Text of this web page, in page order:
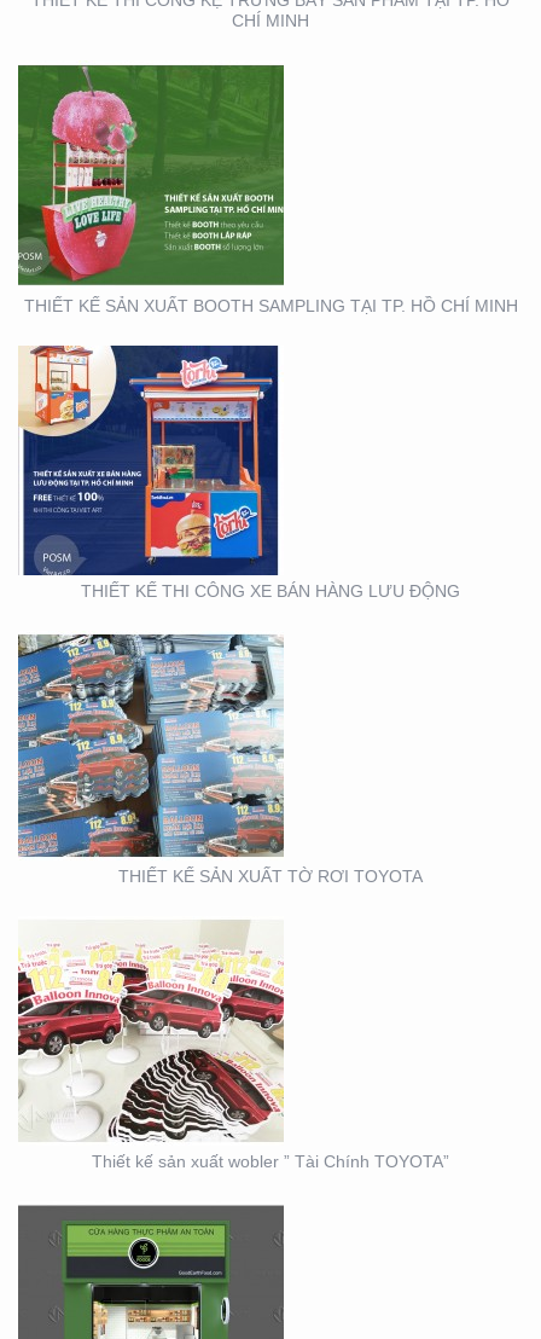
CHÍ MINH
THIẾT KẾ SẢN XUẤT BOOTH SAMPLING TẠI TP. HỒ CHÍ MINH
THIẾT KẾ THI CÔNG XE
BÁN HÀNG LƯU ĐỘNG
THIẾT KẾ THI CÔNG XE BÁN HÀNG LƯU ĐỘNG
THIẾT KẾ SẢN XUẤT TỜ
RƠI TOYOTA
THIẾT KẾ SẢN XUẤT TỜ RƠI TOYOTA
THIẾT KẾ SẢN XUẤT
WOBLER ” TÀI CHÍNH
TOYOTA”
Thiết kế sản xuất wobler ” Tài Chính TOYOTA”
THIẾT KẾ THI CÔNG
CỦA HÀNG THỰC PHẨM
AN TOÀN GOOD EARTH
FOOD
THIẾT KẾ THI CÔNG